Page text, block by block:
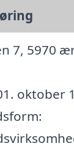
7, 5970
oktober